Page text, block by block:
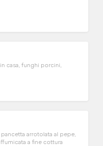
casa, funghi porcini,
arrotolata al pepe,
a fine cottura